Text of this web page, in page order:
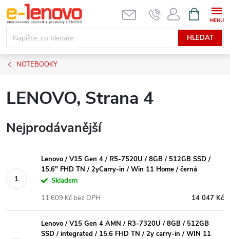
Přejít
na
obsah
HLEDAT
NÁKUPNÍ
KOŠÍK
NOTEBOOKY
LENOVO, Strana 4
Nejprodávanější
Lenovo / V15 Gen 4 / R5-7520U / 8GB / 512GB SSD /
15,6" FHD TN / 2yCarry-in / Win 11 Home / černá
Skladem
14 047 Kč
11 609 Kč bez DPH
Lenovo / V15 Gen 4 AMN / R3-7320U / 8GB / 512GB
SSD / integrated / 15.6 FHD TN / 2y carry-in / WIN 11